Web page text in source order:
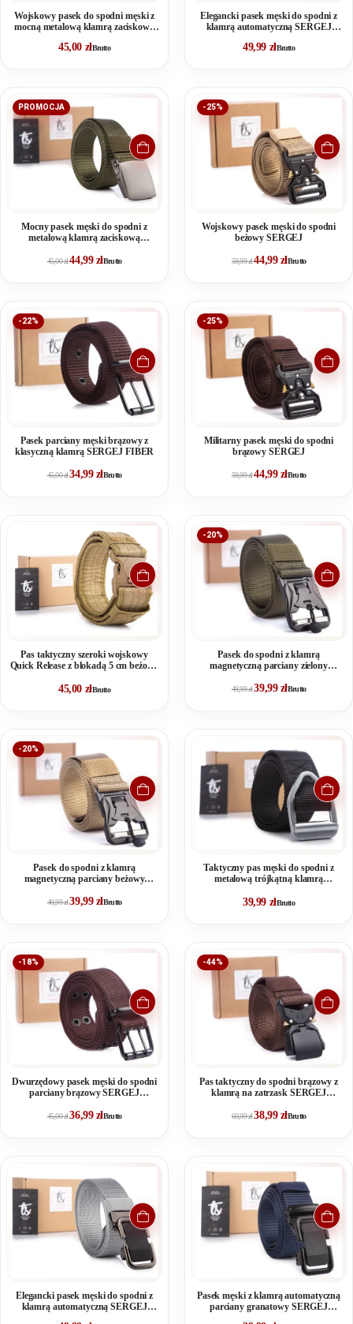
Wojskowy pasek do spodni męski z
mocną metalową klamrą zaciskową
45,00 złBrutto
Elegancki pasek męski do spodni z
klamrą automatyczną SERGEJ
49,99 złBrutto
PROMOCJA
Mocny pasek męski do spodni z
metalową klamrą zaciskową
45,00zł44,99 złBrutto
-25%
Wojskowy pasek męski do spodni
beżowy SERGEJ
59,99zł44,99 złBrutto
-22%
Pasek parciany męski brązowy z
klasyczną klamrą SERGEJ FIBER
45,00zł34,99 złBrutto
-25%
Militarny pasek męski do spodni
brązowy SERGEJ
59,99zł44,99 złBrutto
Pas taktyczny szeroki wojskowy
Quick Release z blokadą 5 cm beżowy
45,00 złBrutto
-20%
Pasek do spodni z klamrą
magnetyczną parciany zielony
49,99zł39,99 złBrutto
-20%
Pasek do spodni z klamrą
magnetyczną parciany beżowy
49,99zł39,99 złBrutto
Taktyczny pas męski do spodni z
metalową trójkątną klamrą
39,99 złBrutto
-18%
Dwurzędowy pasek męski do spodni
parciany brązowy SERGEJ
45,00zł36,99 złBrutto
-44%
Pas taktyczny do spodni brązowy z
klamrą na zatrzask SERGEJ
69,99zł38,99 złBrutto
Elegancki pasek męski do spodni z
klamrą automatyczną SERGEJ
Pasek męski z klamrą automatyczną
parciany granatowy SERGEJ